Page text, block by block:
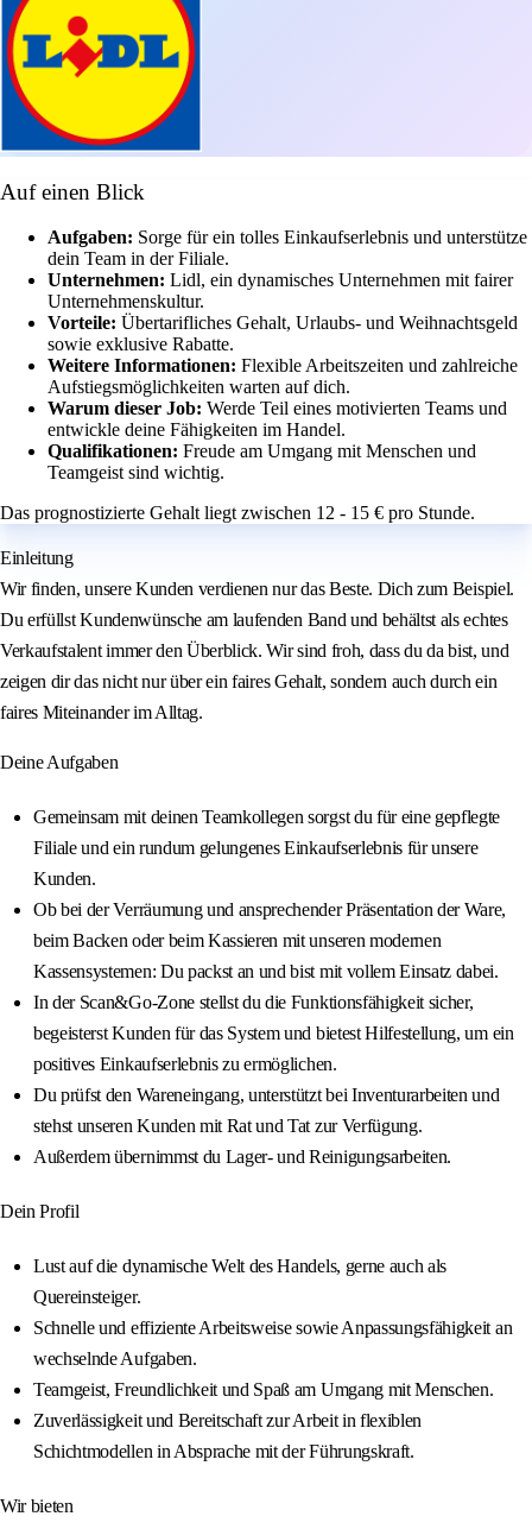
Auf einen Blick
Aufgaben: Sorge für ein tolles Einkaufserlebnis und unterstütze
dein Team in der Filiale.
Unternehmen: Lidl, ein dynamisches Unternehmen mit fairer
Unternehmenskultur.
Vorteile: Übertarifliches Gehalt, Urlaubs- und Weihnachtsgeld
sowie exklusive Rabatte.
Weitere Informationen: Flexible Arbeitszeiten und zahlreiche
Aufstiegsmöglichkeiten warten auf dich.
Warum dieser Job: Werde Teil eines motivierten Teams und
entwickle deine Fähigkeiten im Handel.
Qualifikationen: Freude am Umgang mit Menschen und
Teamgeist sind wichtig.
Das prognostizierte Gehalt liegt zwischen 12 - 15 € pro Stunde.
Einleitung
Wir finden, unsere Kunden verdienen nur das Beste. Dich zum Beispiel.
Du erfüllst Kundenwünsche am laufenden Band und behältst als echtes
Verkaufstalent immer den Überblick. Wir sind froh, dass du da bist, und
zeigen dir das nicht nur über ein faires Gehalt, sondern auch durch ein
faires Miteinander im Alltag.
Deine Aufgaben
Gemeinsam mit deinen Teamkollegen sorgst du für eine gepflegte
Filiale und ein rundum gelungenes Einkaufserlebnis für unsere
Kunden.
Ob bei der Verräumung und ansprechender Präsentation der Ware,
beim Backen oder beim Kassieren mit unseren modernen
Kassensystemen: Du packst an und bist mit vollem Einsatz dabei.
In der Scan&Go-Zone stellst du die Funktionsfähigkeit sicher,
begeisterst Kunden für das System und bietest Hilfestellung, um ein
positives Einkaufserlebnis zu ermöglichen.
Du prüfst den Wareneingang, unterstützt bei Inventurarbeiten und
stehst unseren Kunden mit Rat und Tat zur Verfügung.
Außerdem übernimmst du Lager- und Reinigungsarbeiten.
Dein Profil
Lust auf die dynamische Welt des Handels, gerne auch als
Quereinsteiger.
Schnelle und effiziente Arbeitsweise sowie Anpassungsfähigkeit an
wechselnde Aufgaben.
Teamgeist, Freundlichkeit und Spaß am Umgang mit Menschen.
Zuverlässigkeit und Bereitschaft zur Arbeit in flexiblen
Schichtmodellen in Absprache mit der Führungskraft.
Wir bieten